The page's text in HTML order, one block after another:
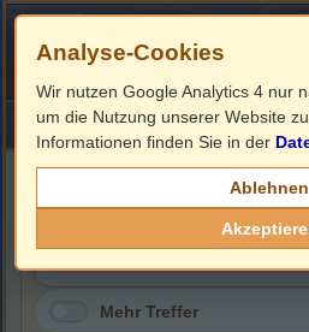
HOME ImpressumLinks
Mehr Treffer
Analyse-Cookies
Wir nutzen Google Analytics 4 nur
um die Nutzung unserer Website
Informationen finden Sie in der
Ablehnen